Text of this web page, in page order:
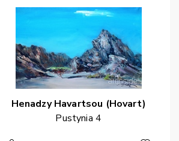
Henadzy Havartsou (Hovart)
Pustynia 4